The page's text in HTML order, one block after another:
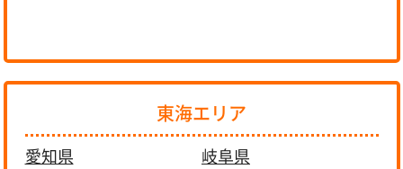
東海エリア
愛知県
岐阜県